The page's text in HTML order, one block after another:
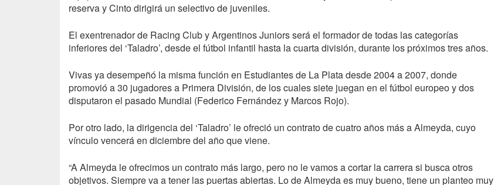
reserva y Cinto dirigirá un selectivo de juveniles.
El exentrenador de Racing Club y Argentinos Juniors será el formador de todas las categorías
inferiores del ‘Taladro’, desde el fútbol infantil hasta la cuarta división, durante los próximos tres años.
Vivas ya desempeñó la misma función en Estudiantes de La Plata desde 2004 a 2007, donde
promovió a 30 jugadores a Primera División, de los cuales siete juegan en el fútbol europeo y dos
disputaron el pasado Mundial (Federico Fernández y Marcos Rojo).
Por otro lado, la dirigencia del ‘Taladro’ le ofreció un contrato de cuatro años más a Almeyda, cuyo
vínculo vencerá en diciembre del año que viene.
“A Almeyda le ofrecimos un contrato más largo, pero no le vamos a cortar la carrera si busca otros
objetivos. Siempre va a tener las puertas abiertas. Lo de Almeyda es muy bueno, tiene un planteo muy